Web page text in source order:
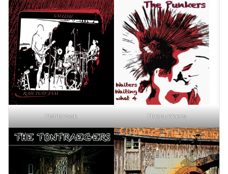
Fishbrook Thepunkers